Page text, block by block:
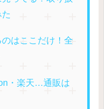
はここだけ！全
・楽天…通販は